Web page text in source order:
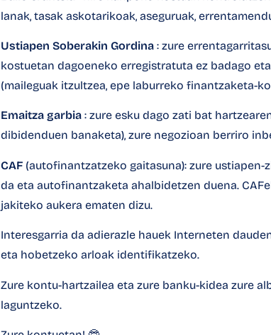
lanak, tasak askotarikoak, aseguruak,
Ustiapen Soberakin Gordina : zure
kostuetan dagoeneko erregistratuta ez badago
(maileguak itzultzea, epe laburreko finantzaketa-
Emaitza garbia : zure esku dago zati bat
dibidenduen banaketa), zure negozioan berriro
CAF (autofinantzatzeko gaitasuna): zure
da eta autofinantzaketa ahalbidetzen duena.
jakiteko aukera ematen dizu.
Interesgarria da adierazle hauek Interneten
eta hobetzeko arloak identifikatzeko.
Zure kontu-hartzailea eta zure banku-kidea zure
laguntzeko.